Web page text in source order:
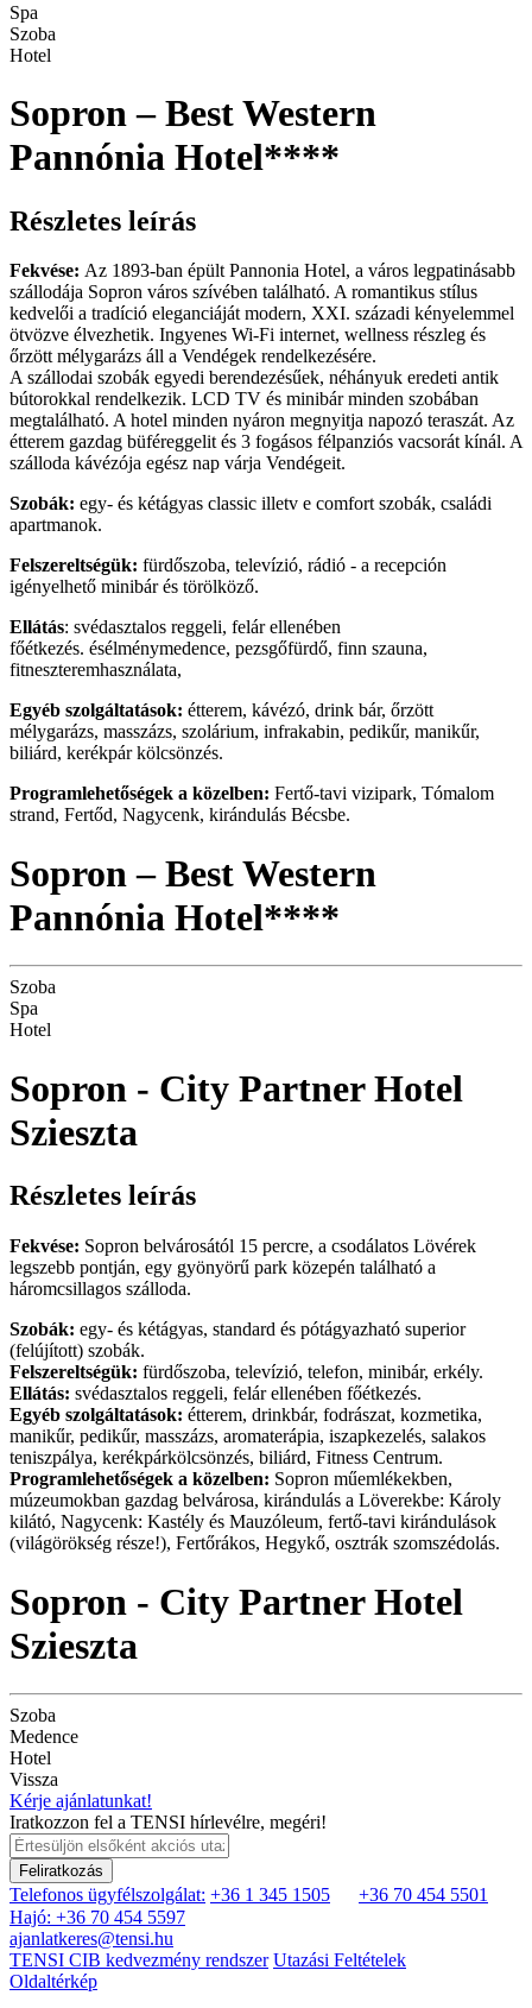
Spa
Szoba
Hotel
Sopron – Best Western
Pannónia Hotel****
Részletes leírás
Fekvése: Az 1893-ban épült Pannonia Hotel, a város legpatinásabb
szállodája Sopron város szívében található. A romantikus stílus
kedvelői a tradíció eleganciáját modern, XXI. századi kényelemmel
ötvözve élvezhetik. Ingyenes Wi-Fi internet, wellness részleg és
őrzött mélygarázs áll a Vendégek rendelkezésére.
A szállodai szobák egyedi berendezésűek, néhányuk eredeti antik
bútorokkal rendelkezik. LCD TV és minibár minden szobában
megtalálható. A hotel minden nyáron megnyitja napozó teraszát. Az
étterem gazdag büféreggelit és 3 fogásos félpanziós vacsorát kínál. A
szálloda kávézója egész nap várja Vendégeit.
Szobák: egy- és kétágyas classic illetv e comfort szobák, családi
apartmanok.
Felszereltségük: fürdőszoba, televízió, rádió - a recepción
igényelhető minibár és törölköző.
Ellátás: svédasztalos reggeli, felár ellenében
főétkezés. ésélménymedence, pezsgőfürdő, finn szauna,
fitneszteremhasználata,
Egyéb szolgáltatások: étterem, kávézó, drink bár, őrzött
mélygarázs, masszázs, szolárium, infrakabin, pedikűr, manikűr,
biliárd, kerékpár kölcsönzés.
Programlehetőségek a közelben: Fertő-tavi vizipark, Tómalom
strand, Fertőd, Nagycenk, kirándulás Bécsbe.
Sopron – Best Western
Pannónia Hotel****
Szoba
Spa
Hotel
Sopron - City Partner Hotel
Szieszta
Részletes leírás
Fekvése: Sopron belvárosától 15 percre, a csodálatos Lövérek
legszebb pontján, egy gyönyörű park közepén található a
háromcsillagos szálloda.
Szobák: egy- és kétágyas, standard és pótágyazható superior
(felújított) szobák.
Felszereltségük: fürdőszoba, televízió, telefon, minibár, erkély.
Ellátás: svédasztalos reggeli, felár ellenében főétkezés.
Egyéb szolgáltatások: étterem, drinkbár, fodrászat, kozmetika,
manikűr, pedikűr, masszázs, aromaterápia, iszapkezelés, salakos
teniszpálya, kerékpárkölcsönzés, biliárd, Fitness Centrum.
Programlehetőségek a közelben: Sopron műemlékekben,
múzeumokban gazdag belvárosa, kirándulás a Löverekbe: Károly
kilátó, Nagycenk: Kastély és Mauzóleum, fertő-tavi kirándulások
(világörökség része!), Fertőrákos, Hegykő, osztrák szomszédolás.
Sopron - City Partner Hotel
Szieszta
Szoba
Medence
Hotel
Vissza
Kérje ajánlatunkat!
Iratkozzon fel a TENSI hírlevélre, megéri!
Feliratkozás
Telefonos ügyfélszolgálat: +36 1 345 1505
+36 70 454 5501
Hajó: +36 70 454 5597
ajanlatkeres@tensi.hu
TENSI CIB kedvezmény rendszer Utazási Feltételek
Oldaltérkép